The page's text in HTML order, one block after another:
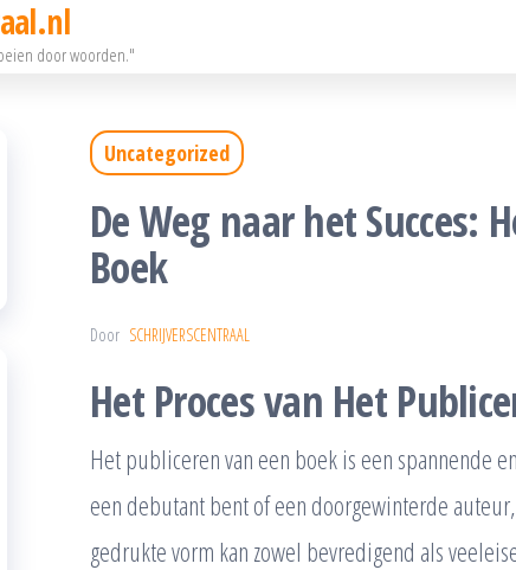
door woorden."
Uncategorized
De Weg naar het Succes:
Boek
Door SCHRIJVERSCENTRAAL
Het Proces van Het
Het publiceren van een boek is een spannende
een debutant bent of een doorgewinterde
gedrukte vorm kan zowel bevredigend als